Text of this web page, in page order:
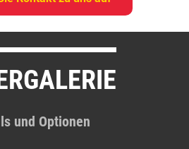
und Optionen